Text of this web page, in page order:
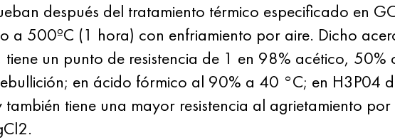
después del tratamiento térmico especificado en
a 500ºС (1 hora) con enfriamiento por aire. Dicho
un punto de resistencia de 1 en 98% acético,
en ácido fórmico al 90% a 40 °C; en H3P04
tiene una mayor resistencia al agrietamiento